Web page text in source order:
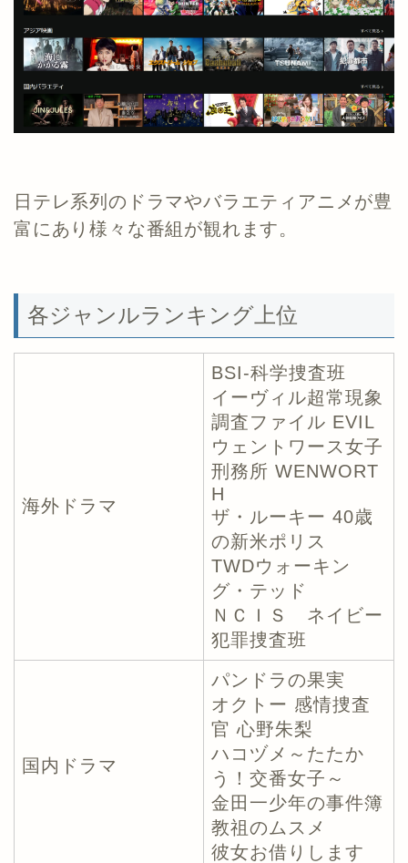
日テレ系列のドラマやバラエティアニメが豊
富にあり様々な番組が観れます。
各ジャンルランキング上位
海外ドラマ
BSI-科学捜査班
イーヴィル超常現象
調査ファイル EVIL
ウェントワース女子
刑務所 WENWORT
H
ザ・ルーキー 40歳
の新米ポリス
TWDウォーキン
グ・テッド
ＮＣＩＳ ネイビー
犯罪捜査班
国内ドラマ
パンドラの果実
オクトー 感情捜査
官 心野朱梨
ハコヅメ～たたか
う！交番女子～
金田一少年の事件簿
教祖のムスメ
彼女お借りします